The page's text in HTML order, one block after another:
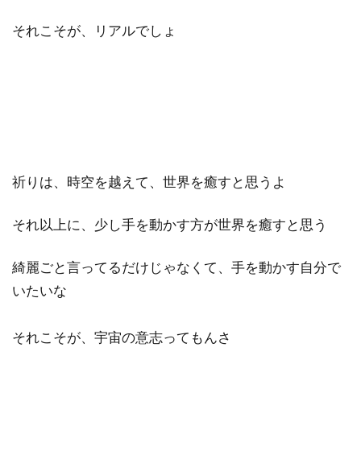
それこそが、リアルでしょ
祈りは、時空を越えて、世界を癒すと思うよ
それ以上に、少し手を動かす方が世界を癒すと思う
綺麗ごと言ってるだけじゃなくて、手を動かす自分で
いたいな
それこそが、宇宙の意志ってもんさ